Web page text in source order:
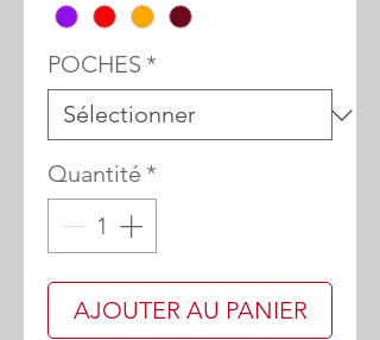
POCHES *
Quantité *
AJOUTER AU PANIER